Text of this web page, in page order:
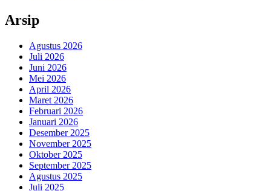
Arsip
Agustus 2026
Juli 2026
Juni 2026
Mei 2026
April 2026
Maret 2026
Februari 2026
Januari 2026
Desember 2025
November 2025
Oktober 2025
September 2025
Agustus 2025
Juli 2025